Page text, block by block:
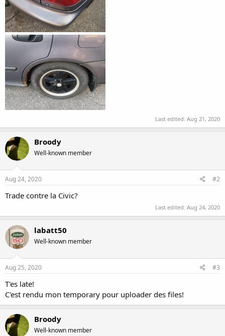
Last edited: Aug 21, 2020
Broody
Well-known member
Aug 24, 2020 #2
Trade contre la Civic?
Last edited: Aug 24, 2020
labatt50
Well-known member
Aug 25, 2020 #3
T'es late!
C'est rendu mon temporary pour uploader des files!
Broody
Well-known member